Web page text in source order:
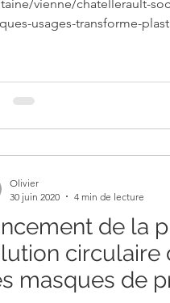
vienne/chatellerault-
usages-transforme-
de la
circulaire
masques de
Olivier
30 juin 2020
4 min de lecture